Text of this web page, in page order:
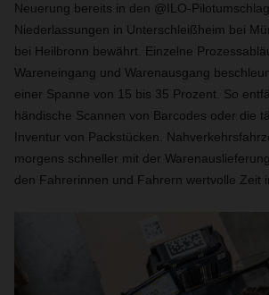
Neuerung bereits in den @ILO-
Niederlassungen in Unterschleißheim bei
bei Heilbronn bewährt. Einzelne
Wareneingang und Warenausgang
einer Spanne von 15 bis 35 Prozent. So
händische Scannen von Barcodes oder die
Inventur von Packstücken.
morgens schneller mit der
den Fahrerinnen und Fahrern wertvolle Zeit